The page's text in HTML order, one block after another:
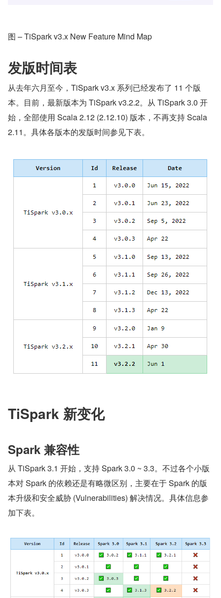
图 – TiSpark v3.x New Feature Mind Map
发版时间表
从去年六月至今，TiSpark v3.x 系列已经发布了 11 个版
本。目前，最新版本为 TiSpark v3.2.2。从 TiSpark 3.0 开
始，全部使用 Scala 2.12 (2.12.10) 版本，不再支持 Scala
2.11。具体各版本的发版时间参见下表。
TiSpark 新变化
Spark 兼容性
从 TiSpark 3.1 开始，支持 Spark 3.0 ~ 3.3。不过各个小版
本对 Spark 的依赖还是有略微区别，主要在于 Spark 的版
本升级和安全威胁 (Vulnerabilities) 解决情况。具体信息参
加下表。